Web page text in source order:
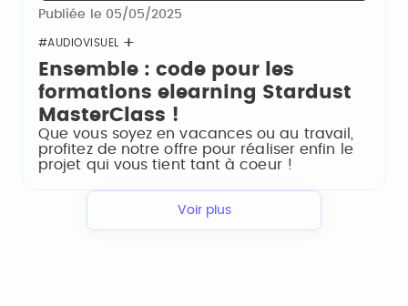
Publiée le 05/05/2025
#AUDIOVISUEL
Ensemble : code pour les
formations elearning Stardust
MasterClass !
Que vous soyez en vacances ou au travail,
profitez de notre offre pour réaliser enfin le
projet qui vous tient tant à coeur !
Voir plus